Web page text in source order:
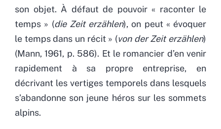
son objet. À défaut de pouvoir « raconter le
temps » (die Zeit erzählen), on peut « évoquer
le temps dans un récit » (von der Zeit erzählen)
(Mann, 1961, p. 586). Et le romancier d’en venir
rapidement à sa propre entreprise, en
décrivant les vertiges temporels dans lesquels
s’abandonne son jeune héros sur les sommets
alpins.